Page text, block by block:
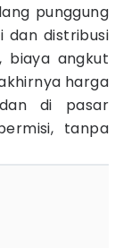
punggung
dan distribusi
biaya angkut
harga
di pasar
tanpa